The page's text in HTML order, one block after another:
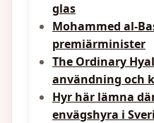
glas
Mohammed al-
premiärminister
The Ordinary
användning och
Hyr här lämna
envägshyra i